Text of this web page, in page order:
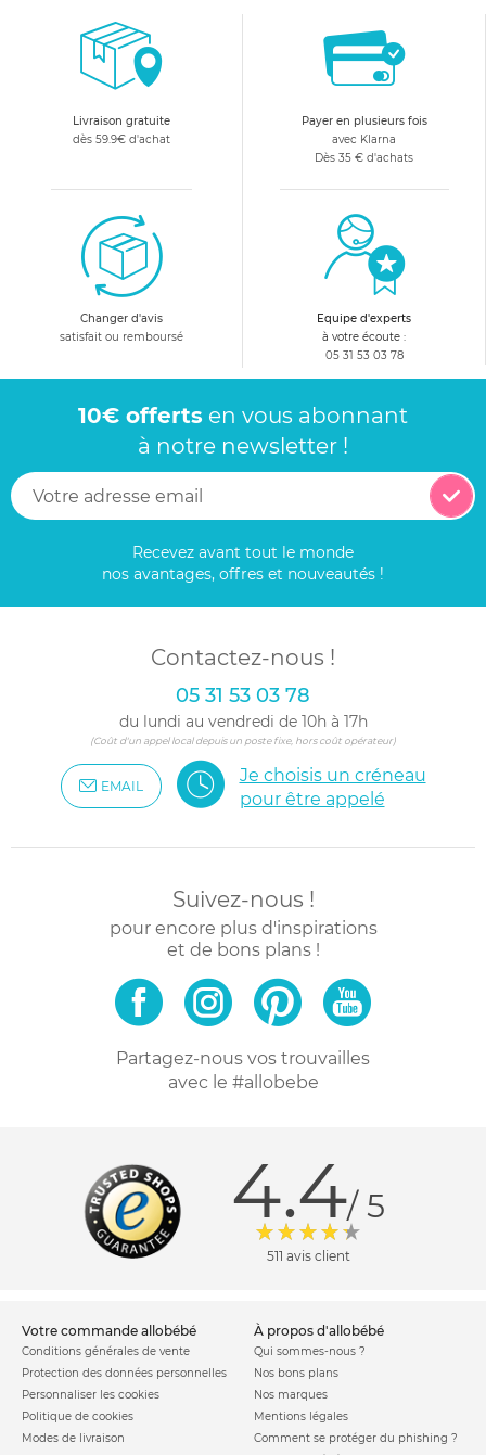
Livraison gratuite
dès 59.9€ d'achat
Payer en plusieurs fois
avec Klarna
Dès 35 € d'achats
Changer d'avis
satisfait ou remboursé
Equipe d'experts
à votre écoute :
05 31 53 03 78
10€ offerts en vous abonnant
à notre newsletter !
Recevez avant tout le monde
nos avantages, offres et nouveautés !
Contactez-nous !
05 31 53 03 78
du lundi au vendredi de 10h à 17h
(Coût d'un appel local depuis un poste fixe, hors coût opérateur)
EMAIL
Je choisis un créneau
pour être appelé
Suivez-nous !
pour encore plus d'inspirations
et de bons plans !
Partagez-nous vos trouvailles
avec le #allobebe
4.4/ 5
511 avis client
votre commande allobébé
Conditions générales de vente
Protection des données personnelles
Personnaliser les cookies
Politique de cookies
Modes de livraison
à propos d'allobébé
Qui sommes-nous ?
Nos bons plans
Nos marques
Mentions légales
Comment se protéger du phishing ?